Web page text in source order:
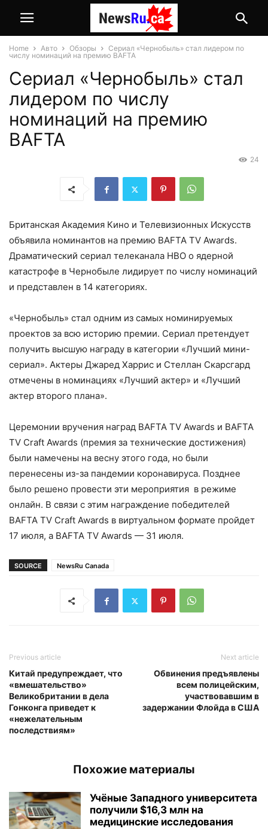
Home Авто Обзоры
Сериал «Чернобыль» стал лидером по
числу номинаций на премию BAFTA
Сериал «Чернобыль» стал
лидером по числу
номинаций на премию
BAFTA
24
Британская Академия Кино и Телевизионных Искусств
объявила номинантов на премию BAFTA TV Awards.
Драматический сериал телеканала HBO о ядерной
катастрофе в Чернобыле лидирует по числу номинаций
и представлен в 14 категориях.
«Чернобыль» стал одним из самых номинируемых
проектов за всю историю премии. Сериал претендует
получить высшую награду в категории «Лучший мини-
сериал». Актеры Джаред Харрис и Стеллан Скарсгард
отмечены в номинациях «Лучший актер» и «Лучший
актер второго плана».
Церемонии вручения наград BAFTA TV Awards и BAFTA
TV Craft Awards (премия за технические достижения)
были намечены на весну этого года, но были
перенесены из-за пандемии коронавируса. Позднее
было решено провести эти мероприятия в режиме
онлайн. В связи с этим награждение победителей
BAFTA TV Craft Awards в виртуальном формате пройдет
17 июля, а BAFTA TV Awards — 31 июля.
SOURCE NewsRu Canada
Previous article
Китай предупреждает, что
«вмешательство»
Великобритании в дела
Гонконга приведет к
«нежелательным
последствиям»
Next article
Обвинения предъявлены
всем полицейским,
участвовавшим в
задержании Флойда в США
Похожие материалы
Учёные Западного университета
получили $16,3 млн на
медицинские исследования